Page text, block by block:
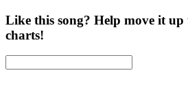
Like this song? Help move it
charts!